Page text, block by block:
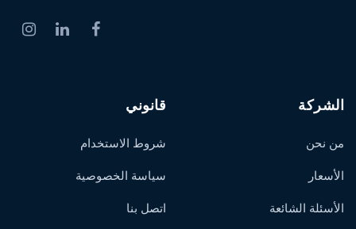
الشركة
من نحن
الأسعار
الأسئلة الشائعة
قانوني
شروط الاستخدام
سياسة الخصوصية
اتصل بنا